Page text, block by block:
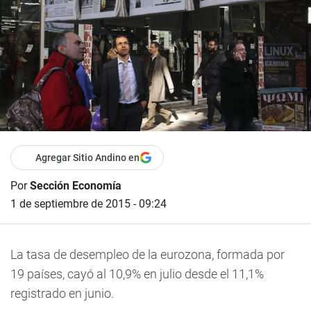
Agregar Sitio Andino en
PorSección Economía
1 de septiembre de 2015 - 09:24
La tasa de desempleo de la eurozona, formada por
19 países, cayó al 10,9% en julio desde el 11,1%
registrado en junio.